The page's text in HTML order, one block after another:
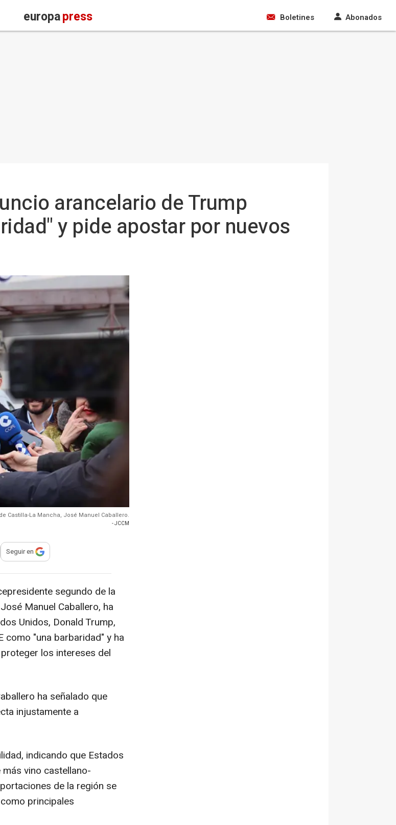
europapress Boletines Abonados
arancelario de Trump
y pide apostar por nuevos
Castilla-La Mancha, José Manuel Caballero.
- JCCM
para compartir
Seguir en
segundo de la
Manuel Caballero, ha
Unidos, Donald Trump,
como "una barbaridad" y ha
los intereses del
ha señalado que
injustamente a
indicando que Estados
vino castellano-
de la región se
principales